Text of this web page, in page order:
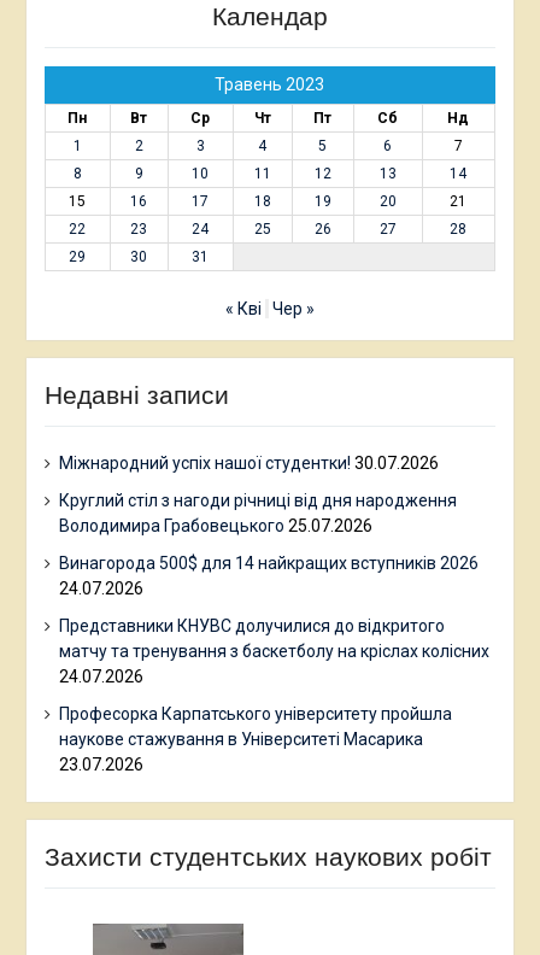
Календар
Травень 2023
Пн Вт Ср Чт Пт Сб
Нд
1
2 3 4 5 6
7
8
9 10 11 12 13
14
15
16 17 18 19 20
21
22
23 24 25 26 27
28
29
30 31
« Кві Чер »
Недавні записи
Міжнародний успіх нашої студентки! 30.07.2026
Круглий стіл з нагоди річниці від дня народження
Володимира Грабовецького 25.07.2026
Винагорода 500$ для 14 найкращих вступників 2026
24.07.2026
Представники КНУВС долучилися до відкритого
матчу та тренування з баскетболу на кріслах колісних
24.07.2026
Професорка Карпатського університету пройшла
наукове стажування в Університеті Масарика
23.07.2026
Захисти студентських наукових робіт